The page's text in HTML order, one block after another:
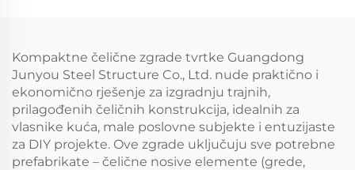
Kompaktne čelične zgrade tvrtke Guangdong
Junyou Steel Structure Co., Ltd. nude praktično i
ekonomično rješenje za izgradnju trajnih,
prilagođenih čeličnih konstrukcija, idealnih za
vlasnike kuća, male poslovne subjekte i entuzijaste
za DIY projekte. Ove zgrade uključuju sve potrebne
prefabrikate – čelične nosive elemente (grede,